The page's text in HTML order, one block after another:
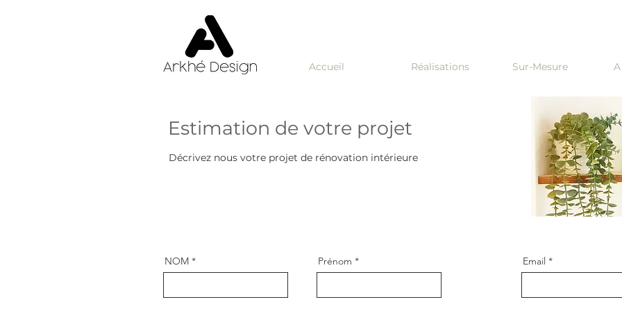
Accueil Réalisations Sur-Mesure
Estimation de votre projet
Décrivez nous votre projet de rénovation intérieure
NOM Prénom Email